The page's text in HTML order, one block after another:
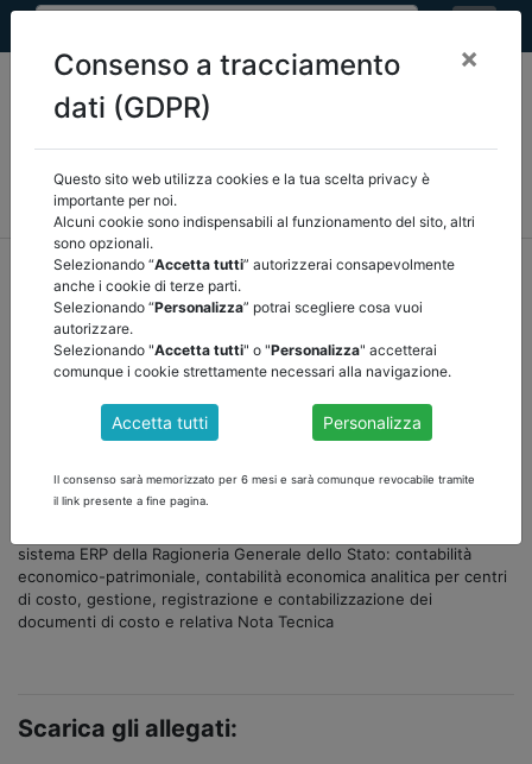
MEF FINANZA LOCALE/OSSERVATORIO
NORMATIVA
CORTE DEI CONTI E GIURISPRUDENZA
home documenti pubblici mef/torna indietro
DOCUMENTI PUBBLICI
NUOVO SISTEMA INLT Primo rilascio in
esercizio di funzioni del nuovo sistema ERP
contabilità
sistema ERP della Ragioneria Generale dello Stato: contabilità
economico-patrimoniale, contabilità economica analitica per centri
di costo, gestione, registrazione e contabilizzazione dei
documenti di costo e relativa Nota Tecnica
Scarica gli allegati:
Consenso a tracciamento
dati (GDPR)
×
Questo sito web utilizza cookies e la tua scelta privacy è
importante per noi.
Alcuni cookie sono indispensabili al funzionamento del sito, altri
sono opzionali.
Selezionando “Accetta tutti” autorizzerai consapevolmente
anche i cookie di terze parti.
Selezionando “Personalizza” potrai scegliere cosa vuoi
autorizzare.
Selezionando "Accetta tutti" o "Personalizza" accetterai
comunque i cookie strettamente necessari alla navigazione.
Accetta tutti Personalizza
Il consenso sarà memorizzato per 6 mesi e sarà comunque revocabile tramite
il link presente a fine pagina.